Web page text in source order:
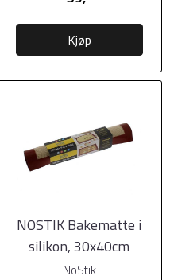
Kjøp
NOSTIK Bakematte i
silikon, 30x40cm
NoStik